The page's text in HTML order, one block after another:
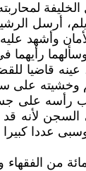
أرسل
وأشهد عليه
رأيهما
عينه قاضيا
على
ينصب رأسه
عددا كبيرا
من